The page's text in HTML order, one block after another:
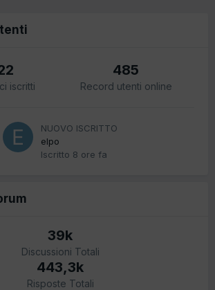
iscritti
485
Record utenti online
NUOVO ISCRITTO
elpo
Iscritto 8 ore fa
39k
Discussioni Totali
443,3k
Risposte Totali